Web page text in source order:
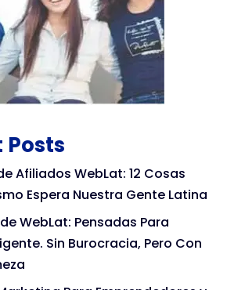
Posts
Afiliados WebLat: 12 Cosas
Espera Nuestra Gente Latina
WebLat: Pensadas Para
Sin Burocracia, Pero Con